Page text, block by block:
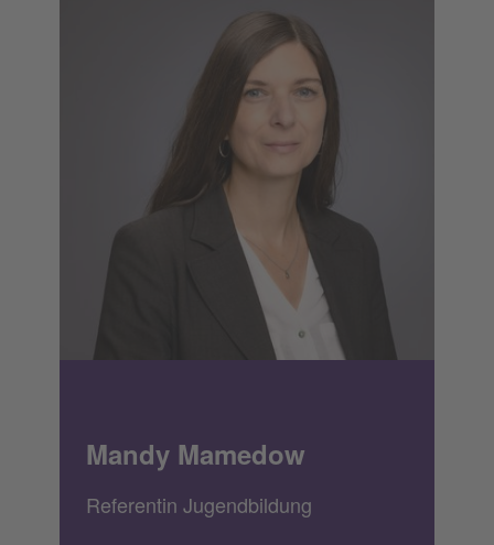
Mandy Mamedow
Referentin Jugendbildung